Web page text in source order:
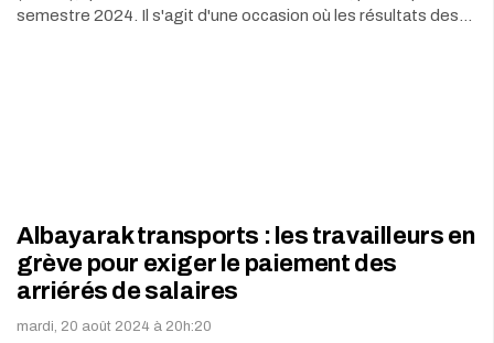
semestre 2024. Il s'agit d'une occasion où les résultats des…
Albayarak transports : les travailleurs en
grève pour exiger le paiement des
arriérés de salaires
mardi, 20 août 2024 à 20h:20